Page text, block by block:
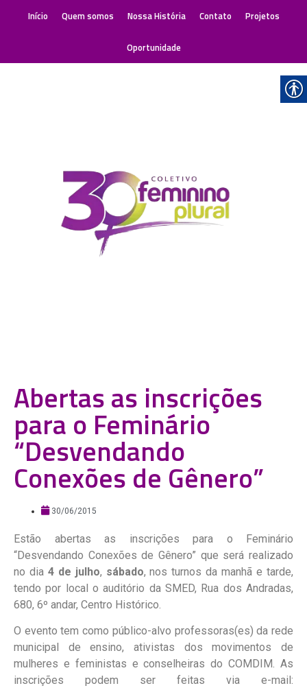
Início Quem somos Nossa História Contato Projetos
Oportunidade
Abertas as inscrições
para o Feminário
“Desvendando
Conexões de Gênero”
30/06/2015
Estão abertas as inscrições para o Feminário
“Desvendando Conexões de Gênero” que será realizado
no dia 4 de julho, sábado, nos turnos da manhã e tarde,
tendo por local o auditório da SMED, Rua dos Andradas,
680, 6º andar, Centro Histórico.
O evento tem como público-alvo professoras(es) da rede
municipal de ensino, ativistas dos movimentos de
mulheres e feministas e conselheiras do COMDIM. As
inscrições podem ser feitas via e-mail: